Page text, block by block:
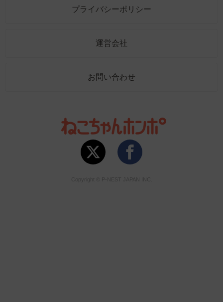
プライバシーポリシー
運営会社
お問い合わせ
Copyright © P-NEST JAPAN INC.